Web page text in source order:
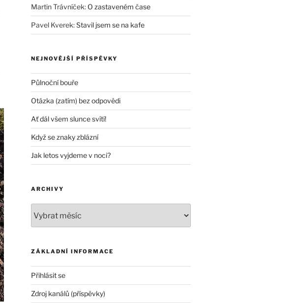
Martin Trávníček: O zastaveném čase
Pavel Kverek:Stavil jsem se na kafe
NEJNOVĚJŠÍ PŘÍSPĚVKY
Půlnoční bouře
Otázka (zatím) bez odpovědi
Ať dál všem slunce svítí!
Když se znaky zblázní
Jak letos vyjdeme v noci?
ARCHIVY
ZÁKLADNÍ INFORMACE
Přihlásit se
Zdroj kanálů (příspěvky)